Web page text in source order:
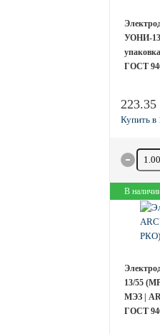
УОНИ-
ГОСТ
223.35
В
13/55
МЭЗ |
ГОСТ